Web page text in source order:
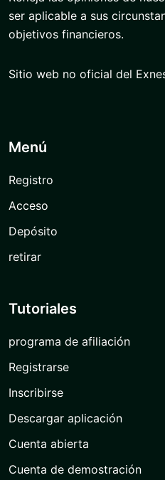
ser aplicable a sus
objetivos financieros.
Sitio web no oficial del
Menú
Registro
Acceso
Depósito
retirar
Tutoriales
programa de afiliación
Registrarse
Inscribirse
Descargar aplicación
Cuenta abierta
Cuenta de demostración